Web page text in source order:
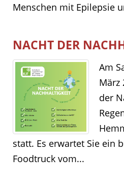
Menschen mit Epilepsie
NACHT DER
Am
März
der
statt. Es erwartet Sie ein
Foodtruck vom...